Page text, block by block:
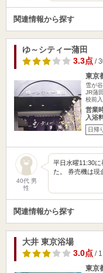
関連情報から探す
ゆ～シティー蒲田
3.3点/
東京
雪が
JR蒲
校前
営業
入浴
日帰
40代 男
性
平日水曜11:30
た。 券売機は現
関連情報から探す
大井 東京浴場
3.0点/ 1
東京